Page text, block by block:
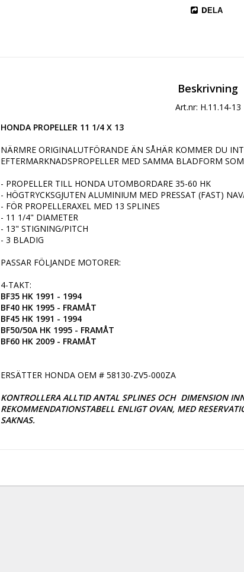
DELA
Beskrivning
Art.nr: H.11.14-13
HONDA PROPELLER 11 1/4 X 13
NÄRMRE ORIGINALUTFÖRANDE ÄN SÅHÄR KOMMER DU
EFTERMARKNADSPROPELLER MED SAMMA BLADFORM
- PROPELLER TILL HONDA UTOMBORDARE 35-60 HK
- HÖGTRYCKSGJUTEN ALUMINIUM MED PRESSAT (FAST)
- FÖR PROPELLERAXEL MED 13 SPLINES
- 11 1/4" DIAMETER
- 13" STIGNING/PITCH
- 3 BLADIG
PASSAR FÖLJANDE MOTORER:
BF35 HK 1991 - 1994
BF40 HK 1995 - FRAMÅT
BF45 HK 1991 - 1994
BF50/50A HK 1995 - FRAMÅT
BF60 HK 2009 - FRAMÅT
ERSÄTTER HONDA OEM # 58130-ZV5-000ZA
KONTROLLERA ALLTID ANTAL SPLINES OCH  DIMENSION
REKOMMENDATIONSTABELL ENLIGT OVAN, MED
SAKNAS.